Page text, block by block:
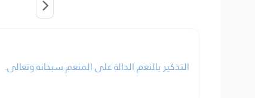
التذكير بالنعم الدالة على المنعم سبحانه وتعالى.